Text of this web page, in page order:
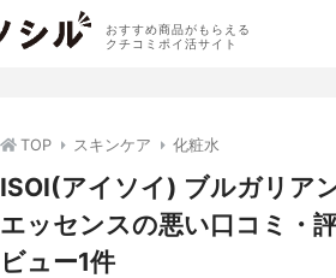
おすすめ商品がもらえる
クチコミポイ活サイト
TOP スキンケア 化粧水
ISOI(アイソイ) ブルガリア
エッセンスの悪い口コミ・
ビュー1件